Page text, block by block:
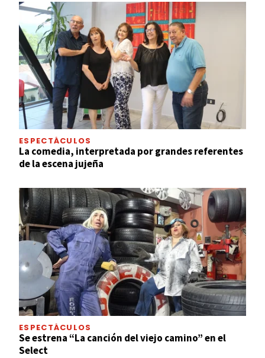
ESPECTÁCULOS
La comedia, interpretada por grandes referentes
de la escena jujeña
ESPECTÁCULOS
Se estrena “La canción del viejo camino” en el
Select